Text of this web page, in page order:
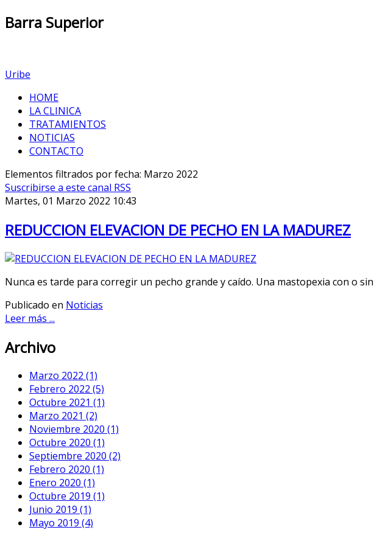
Barra Superior
Uribe
HOME
LA CLINICA
TRATAMIENTOS
NOTICIAS
CONTACTO
Elementos filtrados por fecha: Marzo 2022
Suscribirse a este canal RSS
Martes, 01 Marzo 2022 10:43
REDUCCION ELEVACION DE PECHO EN LA MADUREZ
Nunca es tarde para corregir un pecho grande y caído. Una mastopexia con o
Publicado en Noticias
Leer más ...
Archivo
Marzo 2022 (1)
Febrero 2022 (5)
Octubre 2021 (1)
Marzo 2021 (2)
Noviembre 2020 (1)
Octubre 2020 (1)
Septiembre 2020 (2)
Febrero 2020 (1)
Enero 2020 (1)
Octubre 2019 (1)
Junio 2019 (1)
Mayo 2019 (4)